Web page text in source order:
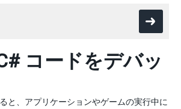
コードをデバッ
と、アプリケーションやゲームの実行中に